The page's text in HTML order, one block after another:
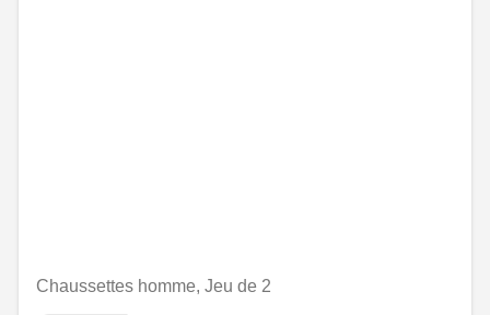
Chaussettes homme, Jeu de 2